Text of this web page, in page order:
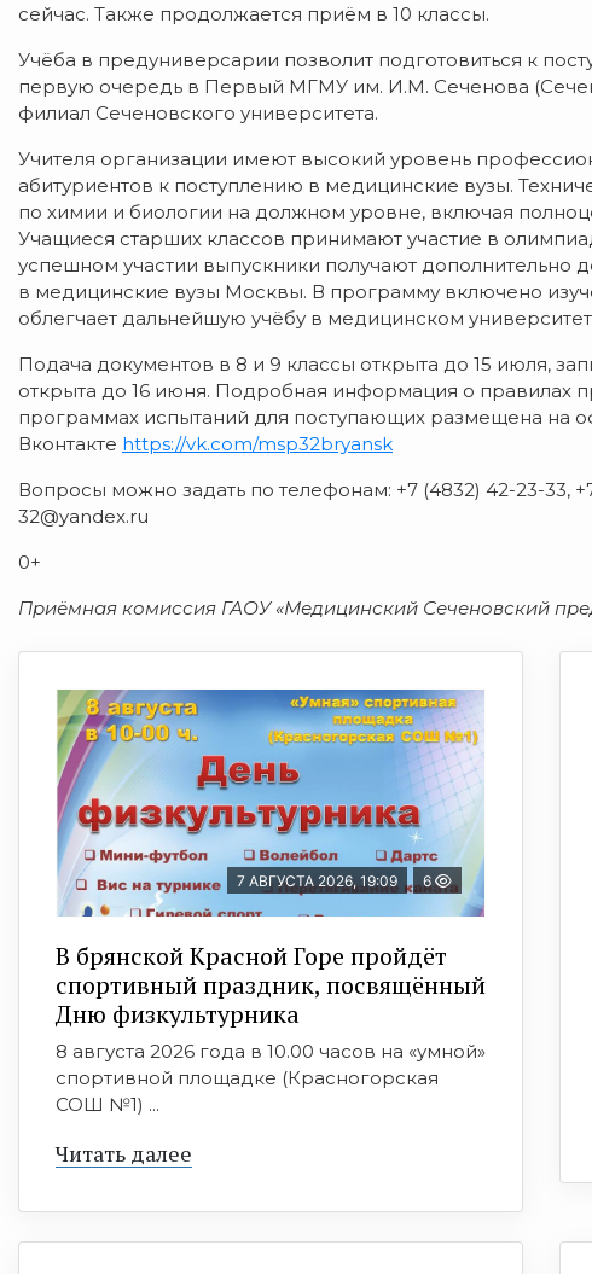
сейчас. Также продолжается приём в 10 классы.
Учёба в предуниверсарии позволит подготовиться к
первую очередь в Первый МГМУ им. И.М. Сеченова
филиал Сеченовского университета.
Учителя организации имеют высокий уровень
абитуриентов к поступлению в медицинские вузы.
по химии и биологии на должном уровне, включая
Учащиеся старших классов принимают участие в
успешном участии выпускники получают дополнительно
в медицинские вузы Москвы. В программу включено
облегчает дальнейшую учёбу в медицинском
Подача документов в 8 и 9 классы открыта до 15 июля,
открыта до 16 июня. Подробная информация о правилах
программах испытаний для поступающих размещена на
Вконтакте https://vk.com/msp32bryansk
Вопросы можно задать по телефонам: +7 (4832) 42-23-33,
32@yandex.ru
0+
Приёмная комиссия ГАОУ «Медицинский Сеченовский
7 АВГУСТА 2026, 19:09 6
В брянской Красной Горе пройдёт
спортивный праздник, посвящённый
Дню физкультурника
8 августа 2026 года в 10.00 часов на «умной»
спортивной площадке (Красногорская
СОШ №1) ...
Читать далее